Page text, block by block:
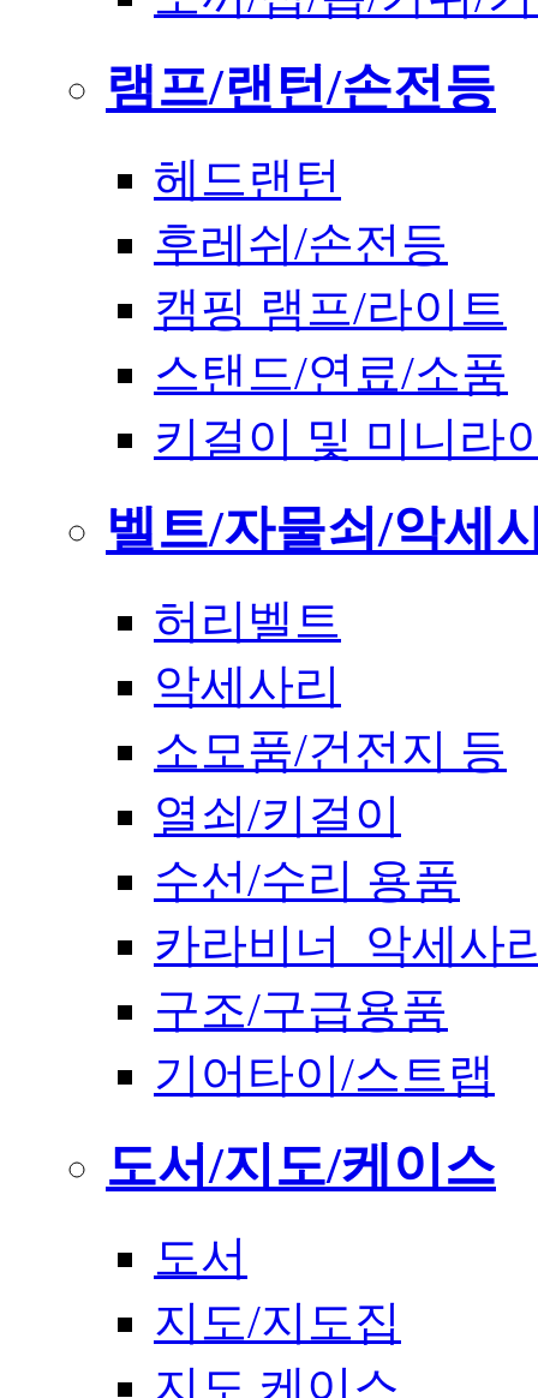
램프/랜턴/손전등
헤드랜턴
후레쉬/손전등
캠핑 램프/라이트
스탠드/연료/소품
키걸이 및 미니라
벨트/자물쇠/악세
허리벨트
악세사리
소모품/건전지 등
열쇠/키걸이
수선/수리 용품
카라비너_악세사
구조/구급용품
기어타이/스트랩
도서/지도/케이스
도서
지도/지도집
지도 케이스